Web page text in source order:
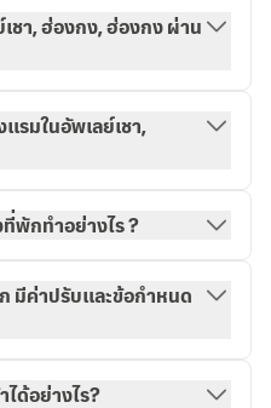
ชา, ฮ่องกง, ฮ่องกง ผ่าน
รมในอัพเลย์เชา,
พักทำอย่างไร ?
การจองของฉัน
มีค่าปรับและข้อกำหนด
ด้อย่างไร?